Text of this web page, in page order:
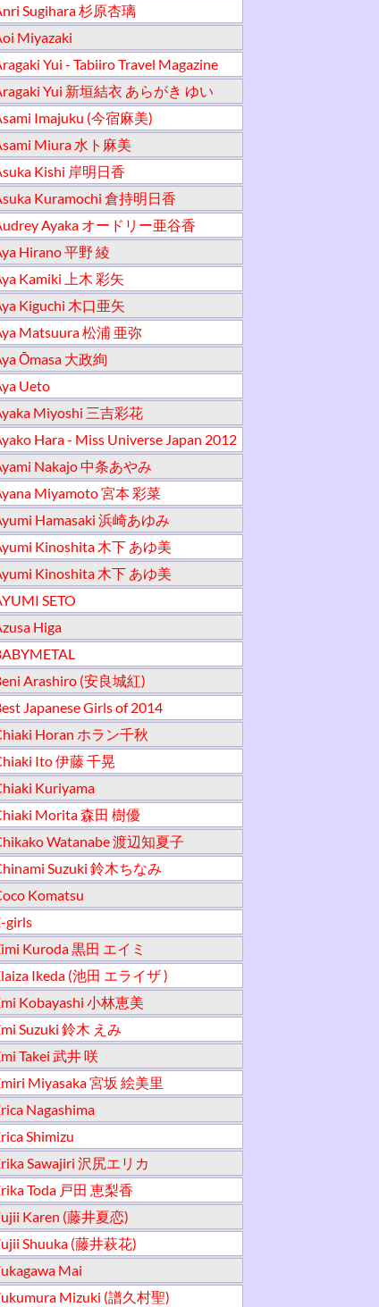
Sugihara 杉原杏璃
Miyazaki
Yui - Tabiiro Travel Magazine
Yui 新垣結衣 あらがき ゆい
Imajuku (今宿麻美)
Miura 水ト麻美
Kishi 岸明日香
Kuramochi 倉持明日香
Ayaka オードリー亜谷香
Hirano 平野 綾
Kamiki 上木 彩矢
Kiguchi 木口亜矢
Matsuura 松浦 亜弥
Ōmasa 大政絢
Ueto
Miyoshi 三吉彩花
Hara - Miss Universe Japan 2012
Nakajo 中条あやみ
Miyamoto 宮本 彩菜
Hamasaki 浜崎あゆみ
Kinoshita 木下 あゆ美
Kinoshita 木下 あゆ美
SETO
Higa
Arashiro (安良城紅)
Japanese Girls of 2014
Horan ホラン千秋
Ito 伊藤 千晃
Kuriyama
Morita 森田 樹優
Watanabe 渡辺知夏子
Suzuki 鈴木ちなみ
Komatsu
girls
Kuroda 黒田 エイミ
Ikeda (池田 エライザ )
Kobayashi 小林恵美
Suzuki 鈴木 えみ
Takei 武井 咲
Miyasaka 宮坂 絵美里
Nagashima
Shimizu
Sawajiri 沢尻エリカ
Toda 戸田 恵梨香
Karen (藤井夏恋)
Shuuka (藤井萩花)
Mai
Mizuki (譜久村聖)